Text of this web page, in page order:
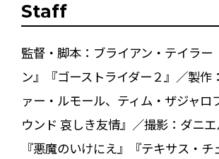
Staff
監督・脚本：ブライアン・テイラー
ン』『ゴーストライダー２』／製作
ァー・ルモール、ティム・ザジャロ
ウンド 哀しき友情』／撮影：ダニ
『悪魔のいけにえ』『テキサス・チ